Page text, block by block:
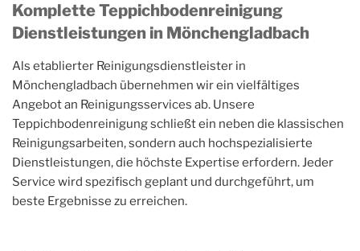
Komplette Teppichbodenreinigung
Dienstleistungen in Mönchengladbach
Als etablierter Reinigungsdienstleister in
Mönchengladbach übernehmen wir ein vielfältiges
Angebot an Reinigungsservices ab. Unsere
Teppichbodenreinigung schließt ein neben die klassischen
Reinigungsarbeiten, sondern auch hochspezialisierte
Dienstleistungen, die höchste Expertise erfordern. Jeder
Service wird spezifisch geplant und durchgeführt, um
beste Ergebnisse zu erreichen.